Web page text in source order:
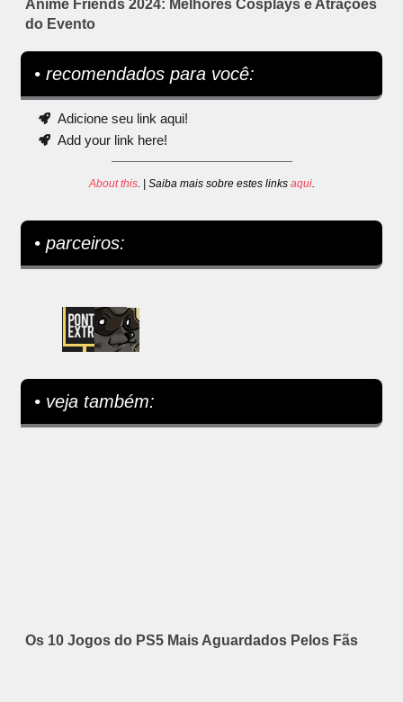
Anime Friends 2024: Melhores Cosplays e Atrações
do Evento
• recomendados para você:
Adicione seu link aqui!
Add your link here!
About this. | Saiba mais sobre estes links aqui.
• parceiros:
• veja também:
Os 10 Jogos do PS5 Mais Aguardados Pelos Fãs